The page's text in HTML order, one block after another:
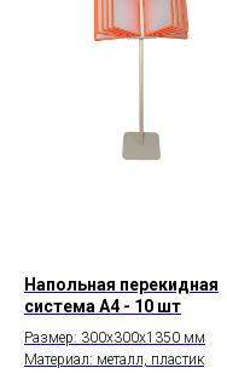
Напольная перекидная
система А4 - 10 шт
Размер: 300х300х1350 мм
Материал: металл, пластик